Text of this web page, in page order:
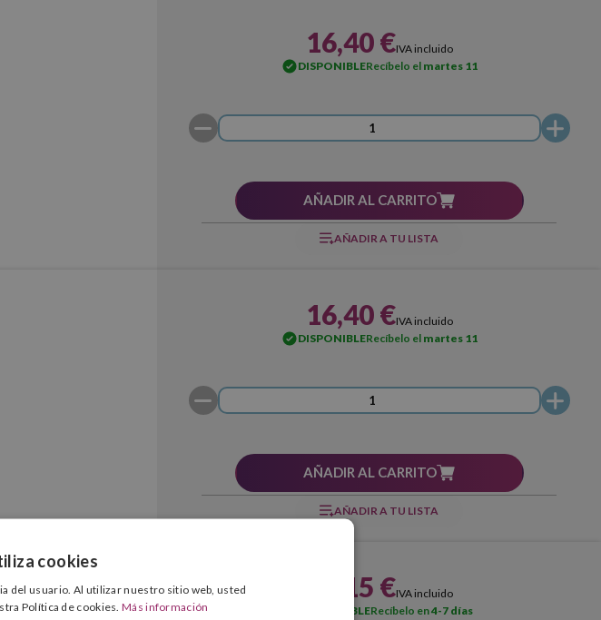
16,40 €IVA incluido
DISPONIBLERecíbelo el martes 11
AÑADIR AL CARRITO
AÑADIR A TU LISTA
16,40 €IVA incluido
DISPONIBLERecíbelo el martes 11
AÑADIR AL CARRITO
AÑADIR A TU LISTA
20,15 €IVA incluido
DISPONIBLERecíbelo en4-7 días
cookies
del usuario. Al utilizar nuestro sitio web, usted
Política de cookies.Más información